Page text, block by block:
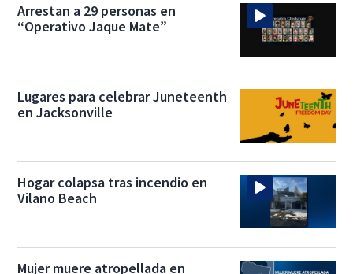
Arrestan a 29 personas en
“Operativo Jaque Mate”
Lugares para celebrar Juneteenth
en Jacksonville
Hogar colapsa tras incendio en
Vilano Beach
Mujer muere atropellada en